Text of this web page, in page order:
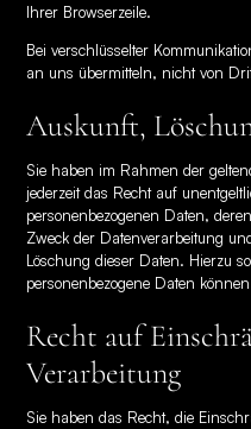
Ihrer Browserzeile.
Bei verschlüsselter
an uns übermitteln, nicht von
Auskunft,
Sie haben im Rahmen der
jederzeit das Recht auf
personenbezogenen Daten,
Zweck der Datenverarbeitung
Löschung dieser Daten. Hierzu
personenbezogene Daten
Recht auf
Verarbeitung
Sie haben das Recht, die